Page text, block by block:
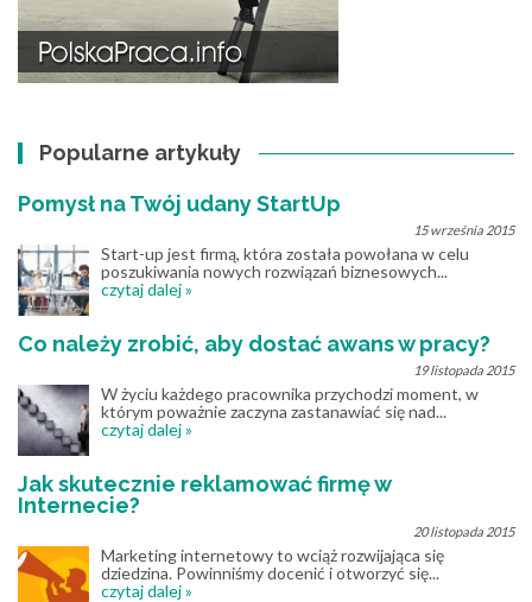
Popularne artykuły
Pomysł na Twój udany StartUp
15 września 2015
Start-up jest firmą, która została powołana w celu
poszukiwania nowych rozwiązań biznesowych...
czytaj dalej »
Co należy zrobić, aby dostać awans w pracy?
19 listopada 2015
W życiu każdego pracownika przychodzi moment, w
którym poważnie zaczyna zastanawiać się nad...
czytaj dalej »
Jak skutecznie reklamować firmę w
Internecie?
20 listopada 2015
Marketing internetowy to wciąż rozwijająca się
dziedzina. Powinniśmy docenić i otworzyć się...
czytaj dalej »